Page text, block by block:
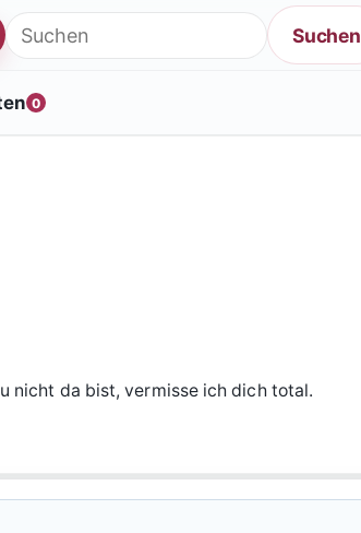
Suche nach: Suchen
0
nicht da bist, vermisse ich dich total.